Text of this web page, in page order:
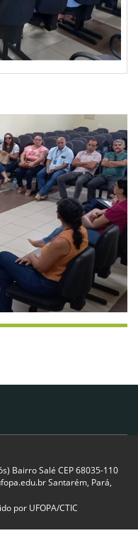
Bairro Salé CEP 68035-110
Santarém, Pará,
por UFOPA/CTIC